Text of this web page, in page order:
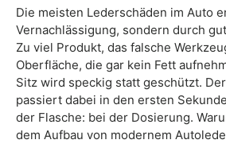
Die meisten Lederschäden im Auto
Vernachlässigung, sondern durch
Zu viel Produkt, das falsche
Oberfläche, die gar kein Fett
Sitz wird speckig statt geschützt.
passiert dabei in den ersten
der Flasche: bei der Dosierung.
dem Aufbau von modernem